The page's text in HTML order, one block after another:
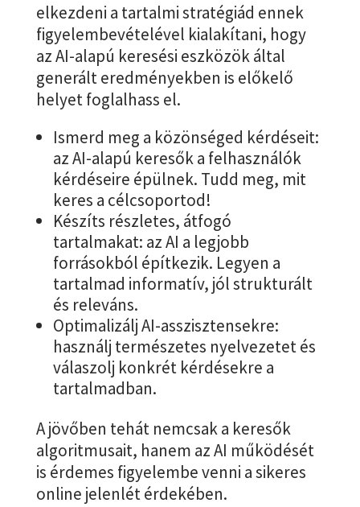
elkezdeni a tartalmi stratégiád ennek
figyelembevételével kialakítani, hogy
az AI-alapú keresési eszközök által
generált eredményekben is előkelő
helyet foglalhass el.
Ismerd meg a közönséged kérdéseit:
az AI-alapú keresők a felhasználók
kérdéseire épülnek. Tudd meg, mit
keres a célcsoportod!
Készíts részletes, átfogó
tartalmakat: az AI a legjobb
forrásokból építkezik. Legyen a
tartalmad informatív, jól strukturált
és releváns.
Optimalizálj AI-asszisztensekre:
használj természetes nyelvezetet és
válaszolj konkrét kérdésekre a
tartalmadban.
A jövőben tehát nemcsak a keresők
algoritmusait, hanem az AI működését
is érdemes figyelembe venni a sikeres
online jelenlét érdekében.